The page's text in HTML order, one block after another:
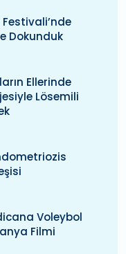
Dokunduk
Ellerinde
Lösemili
Voleybol
Filmi